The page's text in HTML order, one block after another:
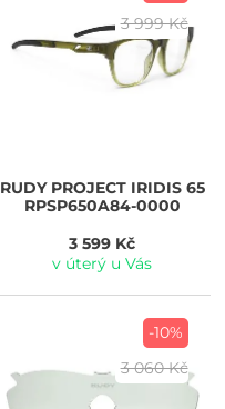
3 999 Kč
RUDY PROJECTIRIDIS 65
RPSP650A84-0000
3 599 Kč
v úterý u Vás
-10%
3 060 Kč